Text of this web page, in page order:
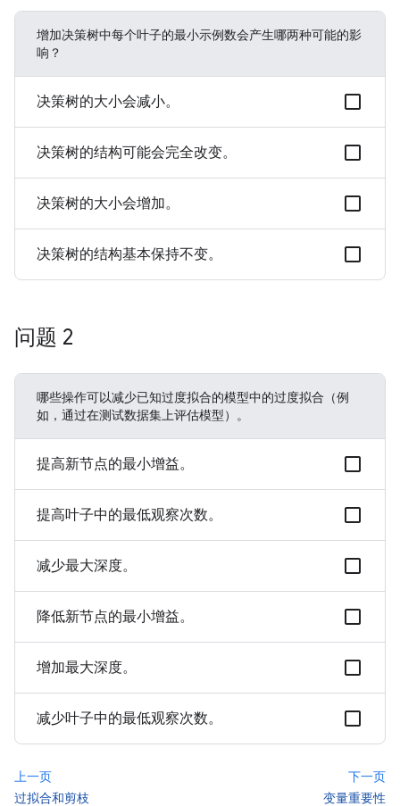
增加决策树中每个叶子的最小示例数会产生哪两种可能的影
响？
决策树的大小会减小。
决策树的结构可能会完全改变。
决策树的大小会增加。
决策树的结构基本保持不变。
问题 2
哪些操作可以减少已知过度拟合的模型中的过度拟合（例
如，通过在测试数据集上评估模型）。
提高新节点的最小增益。
提高叶子中的最低观察次数。
减少最大深度。
降低新节点的最小增益。
增加最大深度。
减少叶子中的最低观察次数。
上一页
过拟合和剪枝
下一页
变量重要性